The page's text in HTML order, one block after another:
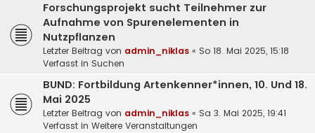
Forschungsprojekt sucht Teilnehmer zur
Aufnahme von Spurenelementen in
Nutzpflanzen
Letzter Beitrag von admin_niklas « So 18. Mai 2025, 15:18
Verfasst in Suchen
BUND: Fortbildung Artenkenner*innen, 10. Und 18.
Mai 2025
Letzter Beitrag von admin_niklas « Sa 3. Mai 2025, 19:41
Verfasst in Weitere Veranstaltungen